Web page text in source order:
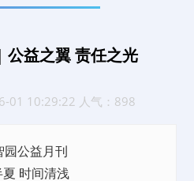
益之翼 责任之光
01 10:29:22 人气：898
园公益月刊
夏 时间清浅